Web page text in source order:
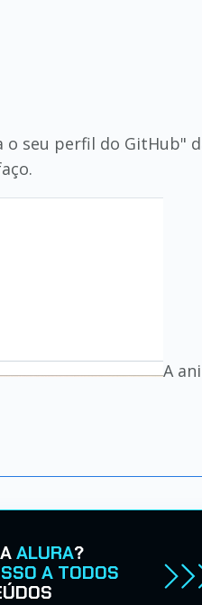
seu perfil do GitHub"
A
ALURA?
A TODOS